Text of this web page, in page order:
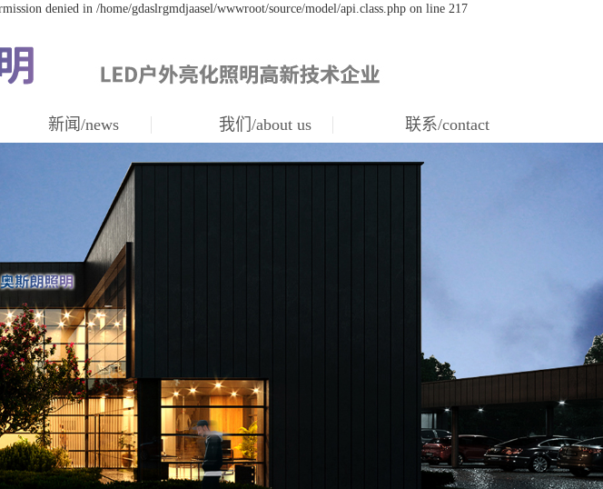
denied in /home/gdaslrgmdjaasel/wwwroot/source/model/api.class.php on line 217
新闻/news 我们/about us 联系/contact